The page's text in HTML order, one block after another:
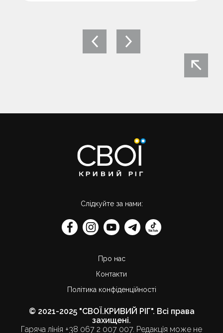
navigation
© 2021-2025 "СВОЇ.КРИВИЙ РІГ". Всі права
захищені.
Гаряча лінія +38 067 2 007 007. Редакція може не
Про нас
Контакти
Політика конфіденційності
Слідкуйте за нами: